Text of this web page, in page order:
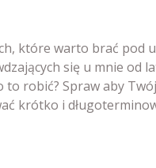
które warto brać pod
się u mnie od
robić? Spraw aby
krótko i